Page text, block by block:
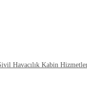
Havacılık Kabin